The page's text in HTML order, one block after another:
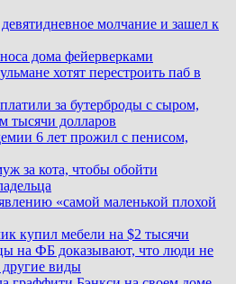
молчание и зашел к
дома фейерверками
хотят перестроить паб в
за бутерброды с сыром,
тысячи долларов
6 лет прожил с пенисом,
за кота, чтобы обойти
«самой маленькой плохой
купил мебели на $2 тысячи
на ФБ доказывают, что люди не
виды